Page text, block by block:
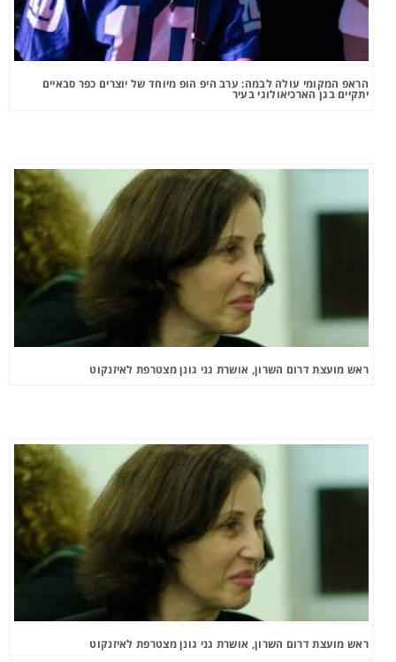
הראפ המקומי עולה לבמה: ערב היפ הופ מיוחד של יוצרים כפר סבאיים
יתקיים בגן הארכיאולוגי בעיר
ראש מועצת דרום השרון, אושרת גני גונן מצטרפת לאיזנקוט
ראש מועצת דרום השרון, אושרת גני גונן מצטרפת לאיזנקוט